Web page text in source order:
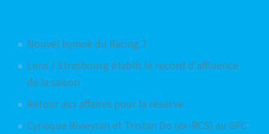
Nouvel hymne du Racing ?
Lens / Strasbourg établit le record d'affluence
de la saison
Retour aux affaires pour la réserve
Cyriaque Rivieyran et Tristan Do (ex-RCS) au GFC